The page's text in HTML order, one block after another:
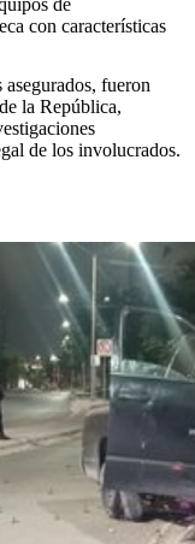
con características
asegurados, fueron
la República,
de los involucrados.